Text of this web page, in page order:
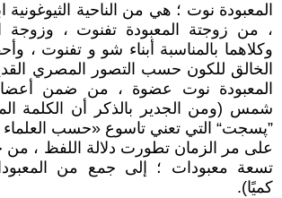
المعبودة نوت ؛ هي من الناحية الثيوغونية
، من زوجتة المعبودة تفنوت ، وزوجة
وكلاهما بالمناسبة أبناء شو و تفنوت ،
الخالق للكون حسب التصور المصري
المعبودة نوت عضوة ، من ضمن
شمس (ومن الجدير بالذكر أن الكلمة
”پسجت“ التي تعني تاسوع «حسب العلماء
على مر الزمان تطورت دلالة اللفظ ،
تسعة معبودات ؛ إلى جمع من
كميًا).